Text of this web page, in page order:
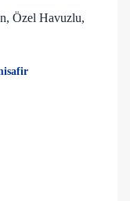
Özel Havuzlu,